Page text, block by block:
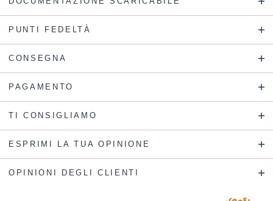
PUNTI FEDELTÀ
CONSEGNA
PAGAMENTO
TI CONSIGLIAMO
ESPRIMI LA TUA OPINIONE
OPINIONI DEGLI CLIENTI